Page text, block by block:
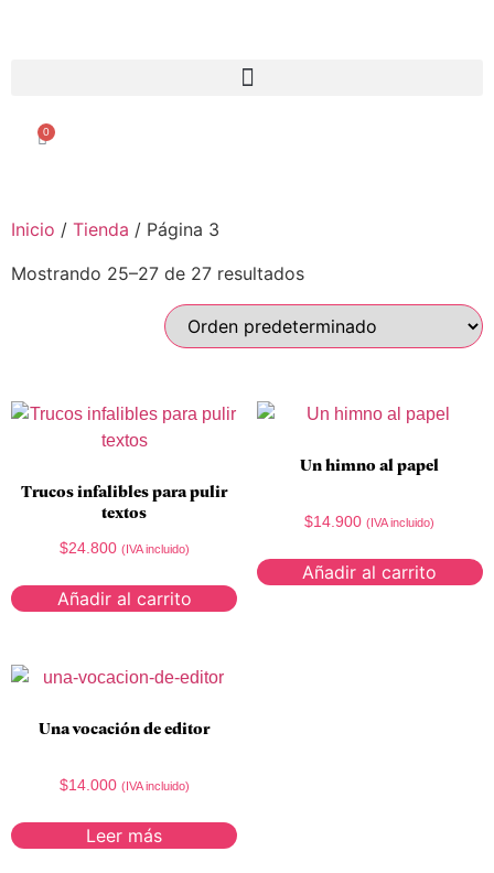
0
Inicio / Tienda / Página 3
Mostrando 25–27 de 27 resultados
Trucos infalibles para pulir
textos
$24.800 (IVA incluido)
Añadir al carrito
Un himno al papel
$14.900 (IVA incluido)
Añadir al carrito
Una vocación de editor
$14.000 (IVA incluido)
Leer más